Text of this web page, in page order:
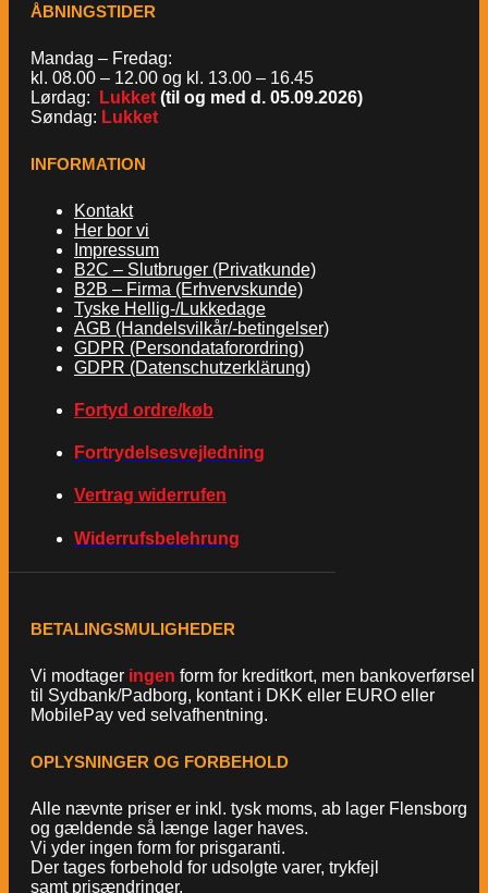
ÅBNINGSTIDER
Mandag – Fredag:
kl. 08.00 – 12.00 og kl. 13.00 – 16.45
Lørdag:
Lukket (til og med d. 05.09.2026)
Søndag: Lukket
INFORMATION
Kontakt
Her bor vi
Impressum
B2C – Slutbruger (Privatkunde)
B2B – Firma (Erhvervskunde)
Tyske Hellig-/Lukkedage
AGB (Handelsvilkår/-betingelser)
GDPR (Persondataforordring)
GDPR (Datenschutzerklärung)
Fortyd ordre/køb
Fortrydelsesvejledning
Vertrag widerrufen
Widerrufsbelehrung
BETALINGSMULIGHEDER
Vi modtager ingen form for kreditkort, men bankoverførsel
til Sydbank/Padborg, kontant i DKK eller EURO eller
MobilePay ved selvafhentning.
OPLYSNINGER OG FORBEHOLD
Alle nævnte priser er inkl. tysk moms, ab lager Flensborg
og gældende så længe lager haves.
Vi yder ingen form for prisgaranti.
Der tages forbehold for udsolgte varer, trykfejl
samt prisændringer.